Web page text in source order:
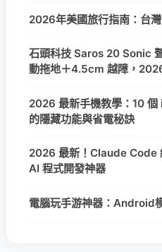
2026年美國旅行指南：台
石頭科技 Saros 20 Sonic
動拖地＋4.5cm 越障，
2026 最新手機教學：10
的隱藏功能與省電秘訣
2026 最新！Claude Code
AI 程式開發神器
電腦玩手游神器：Android